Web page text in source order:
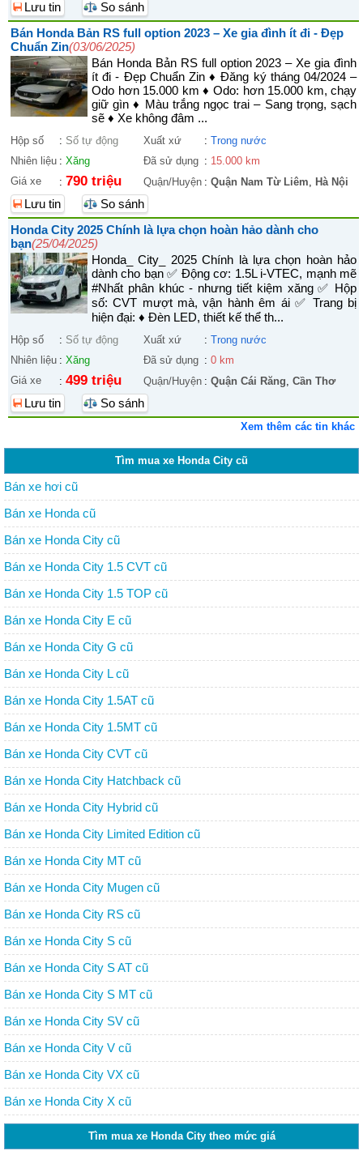
Lưu tin
So sánh
Bán Honda Bản RS full option 2023 – Xe gia đình ít đi - Đẹp
Chuẩn Zin(03/06/2025)
Bán Honda Bản RS full option 2023 – Xe gia đình
ít đi - Đẹp Chuẩn Zin ♦ Đăng ký tháng 04/2024 –
Odo hơn 15.000 km ♦ Odo: hơn 15.000 km, chạy
giữ gìn ♦ Màu trắng ngọc trai – Sang trọng, sạch
sẽ ♦ Xe không đâm ...
Hộp số : Số tự động Xuất xứ : Trong nước
Nhiên liệu : Xăng Đã sử dụng : 15.000 km
Giá xe
: 790 triệu Quận/Huyện : Quận Nam Từ Liêm, Hà Nội
Lưu tin
So sánh
Honda City 2025 Chính là lựa chọn hoàn hảo dành cho
bạn(25/04/2025)
Honda_ City_ 2025 Chính là lựa chọn hoàn hảo
dành cho bạn ✅ Động cơ: 1.5L i-VTEC, mạnh mẽ
#Nhất phân khúc - nhưng tiết kiệm xăng ✅ Hộp
số: CVT mượt mà, vận hành êm ái ✅ Trang bị
hiện đại: ♦ Đèn LED, thiết kế thể th...
Hộp số : Số tự động Xuất xứ : Trong nước
Nhiên liệu : Xăng Đã sử dụng : 0 km
Giá xe
: 499 triệu Quận/Huyện : Quận Cái Răng, Cần Thơ
Lưu tin So sánh
Xem thêm các tin khác
Tìm mua xe Honda City cũ
Bán xe hơi cũ
Bán xe Honda cũ
Bán xe Honda City cũ
Bán xe Honda City 1.5 CVT cũ
Bán xe Honda City 1.5 TOP cũ
Bán xe Honda City E cũ
Bán xe Honda City G cũ
Bán xe Honda City L cũ
Bán xe Honda City 1.5AT cũ
Bán xe Honda City 1.5MT cũ
Bán xe Honda City CVT cũ
Bán xe Honda City Hatchback cũ
Bán xe Honda City Hybrid cũ
Bán xe Honda City Limited Edition cũ
Bán xe Honda City MT cũ
Bán xe Honda City Mugen cũ
Bán xe Honda City RS cũ
Bán xe Honda City S cũ
Bán xe Honda City S AT cũ
Bán xe Honda City S MT cũ
Bán xe Honda City SV cũ
Bán xe Honda City V cũ
Bán xe Honda City VX cũ
Bán xe Honda City X cũ
Tìm mua xe Honda City theo mức giá